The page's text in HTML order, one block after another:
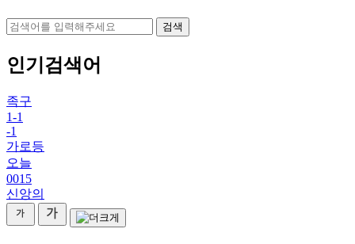
검색
인기검색어
족구
1-1
-1
가로등
오늘
0015
신앙의